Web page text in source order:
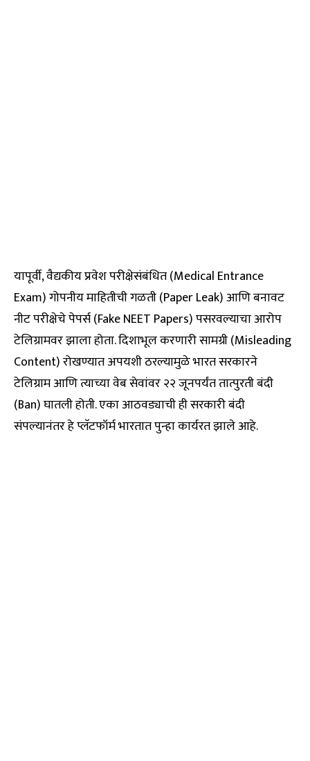
यापूर्वी, वैद्यकीय प्रवेश परीक्षेसंबंधित (Medical Entrance
Exam) गोपनीय माहितीची गळती (Paper Leak) आणि बनावट
नीट परीक्षेचे पेपर्स (Fake NEET Papers) पसरवल्याचा आरोप
टेलिग्रामवर झाला होता. दिशाभूल करणारी सामग्री (Misleading
Content) रोखण्यात अपयशी ठरल्यामुळे भारत सरकारने
टेलिग्राम आणि त्याच्या वेब सेवांवर २२ जूनपर्यंत तात्पुरती बंदी
(Ban) घातली होती. एका आठवड्याची ही सरकारी बंदी
संपल्यानंतर हे प्लॅटफॉर्म भारतात पुन्हा कार्यरत झाले आहे.